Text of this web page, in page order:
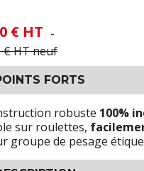
€ HT -
€ HT neuf
FORTS
robuste 100%
sur roulettes,
groupe de pesage